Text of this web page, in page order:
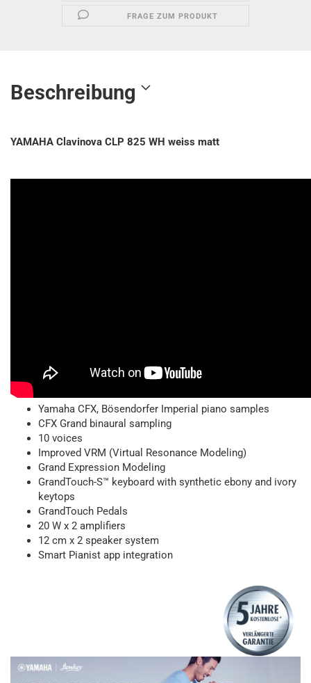
FRAGE ZUM PRODUKT
Beschreibung
YAMAHA Clavinova CLP 825 WH weiss matt
Yamaha CFX, Bösendorfer Imperial piano samples
CFX Grand binaural sampling
10 voices
Improved VRM (Virtual Resonance Modeling)
Grand Expression Modeling
GrandTouch-S™ keyboard with synthetic ebony and ivory
keytops
GrandTouch Pedals
20 W x 2 amplifiers
12 cm x 2 speaker system
Smart Pianist app integration